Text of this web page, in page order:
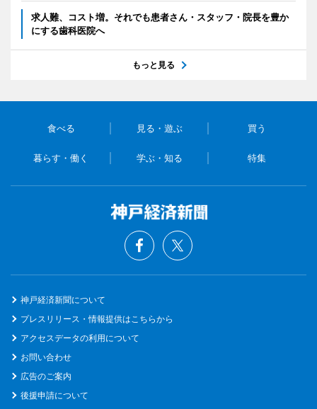
求人難、コスト増。それでも患者さん・スタッフ・院長を豊か
にする歯科医院へ
もっと見る
食べる 見る・遊ぶ 買う
暮らす・働く 学ぶ・知る 特集
神戸経済新聞について
プレスリリース・情報提供はこちらから
アクセスデータの利用について
お問い合わせ
広告のご案内
後援申請について